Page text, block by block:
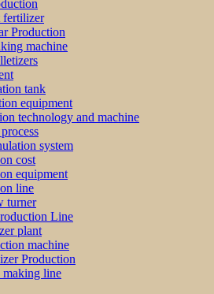
fertilizer
Production
machine
tank
equipment
technology and machine
system
cost
equipment
line
turner
Line
plant
machine
Production
making line